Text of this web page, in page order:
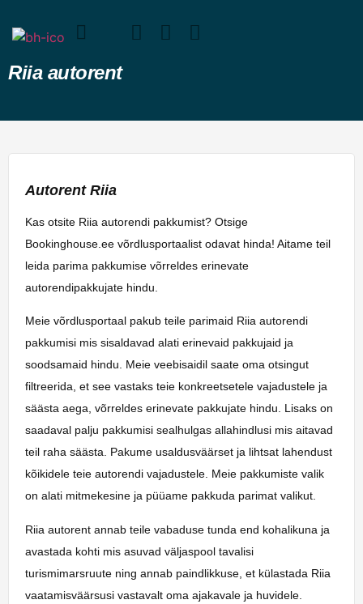
Riia autorent
Autorent Riia
Kas otsite Riia autorendi pakkumist? Otsige
Bookinghouse.ee võrdlusportaalist odavat hinda! Aitame teil
leida parima pakkumise võrreldes erinevate
autorendipakkujate hindu.
Meie võrdlusportaal pakub teile parimaid Riia autorendi
pakkumisi mis sisaldavad alati erinevaid pakkujaid ja
soodsamaid hindu. Meie veebisaidil saate oma otsingut
filtreerida, et see vastaks teie konkreetsetele vajadustele ja
säästa aega, võrreldes erinevate pakkujate hindu. Lisaks on
saadaval palju pakkumisi sealhulgas allahindlusi mis aitavad
teil raha säästa. Pakume usaldusväärset ja lihtsat lahendust
kõikidele teie autorendi vajadustele. Meie pakkumiste valik
on alati mitmekesine ja püüame pakkuda parimat valikut.
Riia autorent annab teile vabaduse tunda end kohalikuna ja
avastada kohti mis asuvad väljaspool tavalisi
turismimarsruute ning annab paindlikkuse, et külastada Riia
vaatamisväärsusi vastavalt oma ajakavale ja huvidele.